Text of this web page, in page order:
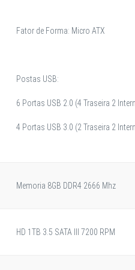
Fator de Forma: Micro ATX
Postas USB:
6 Portas USB 2.0 (4 Traseira 2
4 Portas USB 3.0 (2 Traseira 2
Memoria 8GB DDR4 2666 Mhz
HD 1TB 3.5 SATA III 7200 RPM